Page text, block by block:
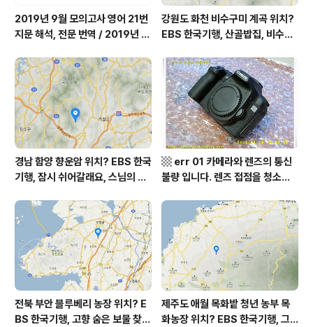
2019년 9월 모의고사 영어 21번
지문 해석, 전문 번역 / 2019년 9
역, 평가원 2019년 고3 9월 영어
영역 외국어영역 전문 해석, Engli
sh to Korean translation
강원도 화천 비수구미 계곡 위치?
EBS 한국기행, 산골밥집, 비수구
부 화천군 비수구미 낙타민박 어
디? / 강원도 화천군 가볼 만한 곳
비수구미 마을, 파로호
경남 함양 향운암 위치? EBS 한국
기행, 잠시 쉬어갈래요, 스님의 어
상남도 함양군 가볼 만한 곳, 용추
계곡 향운암 명천스님, 덕유산 황
석산 거망산 기백산
▩ err 01 카메라와 렌즈의 통신
불량 입니다. 렌즈 접점을 청소하
전북 부안 블루베리 농장 위치? E
BS 한국기행, 고향 숨은 보물 찾
제주도 애월 목화밭 청년 농부 목
화농장 위치? EBS 한국기행, 그